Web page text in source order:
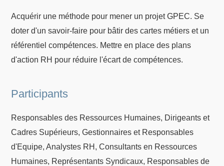
Acquérir une méthode pour mener un projet GPEC. Se
doter d'un savoir-faire pour bâtir des cartes métiers et un
référentiel compétences. Mettre en place des plans
d'action RH pour réduire l'écart de compétences.
Participants
Responsables des Ressources Humaines, Dirigeants et
Cadres Supérieurs, Gestionnaires et Responsables
d'Equipe, Analystes RH, Consultants en Ressources
Humaines, Représentants Syndicaux, Responsables de